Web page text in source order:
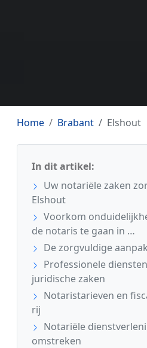
Home Brabant Elshout
In dit artikel:
Uw notariële zaken
Elshout
Voorkom
de notaris te gaan in …
De zorgvuldige
Professionele
juridische zaken
Notaristarieven en
rij
Notariële
omstreken